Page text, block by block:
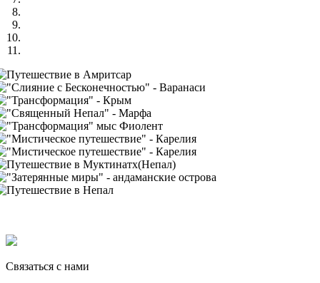
Связаться с нами